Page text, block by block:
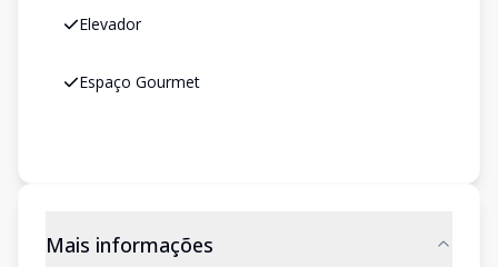
Elevador
Espaço Gourmet
Mais informações